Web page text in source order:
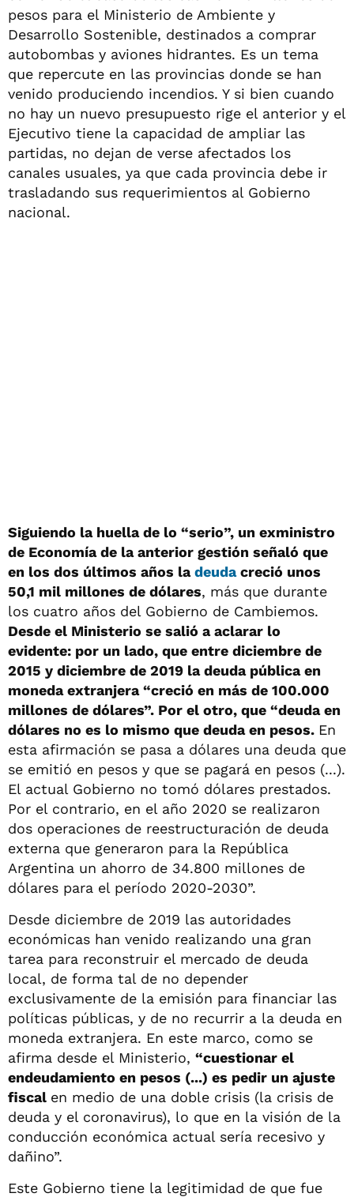
pesos para el Ministerio de Ambiente y
Desarrollo Sostenible, destinados a comprar
autobombas y aviones hidrantes. Es un tema
que repercute en las provincias donde se han
venido produciendo incendios. Y si bien cuando
no hay un nuevo presupuesto rige el anterior y el
Ejecutivo tiene la capacidad de ampliar las
partidas, no dejan de verse afectados los
canales usuales, ya que cada provincia debe ir
trasladando sus requerimientos al Gobierno
nacional.
Siguiendo la huella de lo “serio”, un exministro
de Economía de la anterior gestión señaló que
en los dos últimos años ladeudacreció unos
50,1 mil millones de dólares, más que durante
los cuatro años del Gobierno de Cambiemos.
Desde el Ministerio se salió a aclarar lo
evidente: por un lado, que entre diciembre de
2015 y diciembre de 2019 la deuda pública en
moneda extranjera “creció en más de 100.000
millones de dólares”. Por el otro, que “deuda en
dólares no es lo mismo que deuda en pesos. En
esta afirmación se pasa a dólares una deuda que
se emitió en pesos y que se pagará en pesos (...).
El actual Gobierno no tomó dólares prestados.
Por el contrario, en el año 2020 se realizaron
dos operaciones de reestructuración de deuda
externa que generaron para la República
Argentina un ahorro de 34.800 millones de
dólares para el período 2020-2030”.
Desde diciembre de 2019 las autoridades
económicas han venido realizando una gran
tarea para reconstruir el mercado de deuda
local, de forma tal de no depender
exclusivamente de la emisión para financiar las
políticas públicas, y de no recurrir a la deuda en
moneda extranjera. En este marco, como se
afirma desde el Ministerio, “cuestionar el
endeudamiento en pesos (...) es pedir un ajuste
fiscal en medio de una doble crisis (la crisis de
deuda y el coronavirus), lo que en la visión de la
conducción económica actual sería recesivo y
dañino”.
Este Gobierno tiene la legitimidad de que fue